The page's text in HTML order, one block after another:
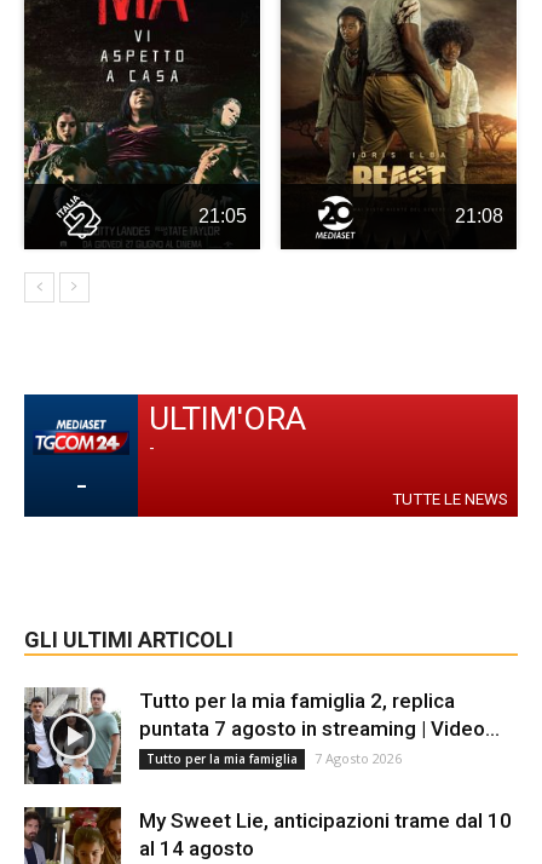
21:05 21:08
-
ULTIM'ORA
-
TUTTE LE NEWS
GLI ULTIMI ARTICOLI
Tutto per la mia famiglia 2, replica
puntata 7 agosto in streaming | Video...
Tutto per la mia famiglia 7 Agosto 2026
My Sweet Lie, anticipazioni trame dal 10
al 14 agosto